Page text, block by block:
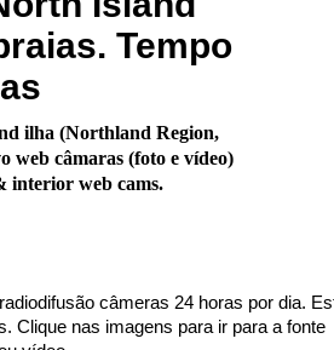
Tempo
ilha (Northland Region,
web câmaras (foto e vídeo)
interior web cams.
câmeras 24 horas por dia.
Clique nas imagens para ir para a fonte